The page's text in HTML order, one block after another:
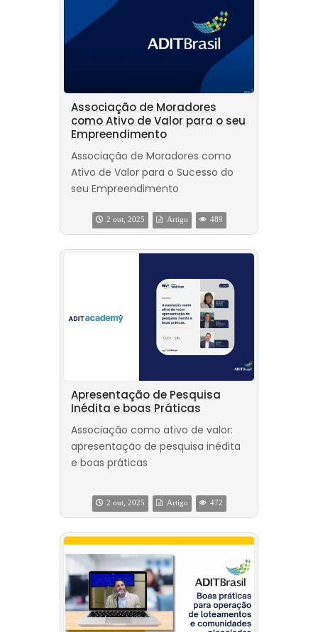
Associação de Moradores
como Ativo de Valor para o seu
Empreendimento
Associação de Moradores como
Ativo de Valor para o Sucesso do
seu Empreendimento
2 out, 2025 Artigo 489
Apresentação de Pesquisa
Inédita e boas Práticas
Associação como ativo de valor:
apresentação de pesquisa inédita
e boas práticas
2 out, 2025 Artigo 472